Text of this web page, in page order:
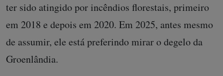
ter sido atingido por incêndios florestais, primeiro
em 2018 e depois em 2020. Em 2025, antes mesmo
de assumir, ele está preferindo mirar o degelo da
Groenlândia.